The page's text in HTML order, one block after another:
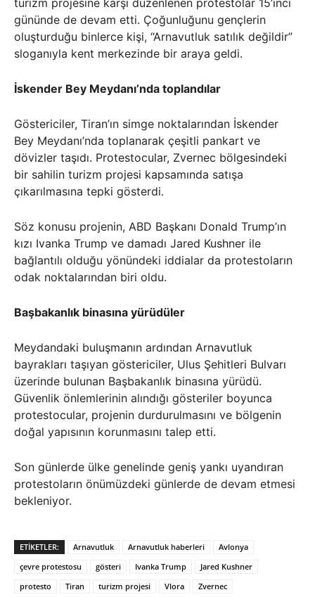
turizm projesine karşı düzenlenen protestolar 15’inci
gününde de devam etti. Çoğunluğunu gençlerin
oluşturduğu binlerce kişi, “Arnavutluk satılık değildir”
sloganıyla kent merkezinde bir araya geldi.
İskender Bey Meydanı’nda toplandılar
Göstericiler, Tiran’ın simge noktalarından İskender
Bey Meydanı’nda toplanarak çeşitli pankart ve
dövizler taşıdı. Protestocular, Zvernec bölgesindeki
bir sahilin turizm projesi kapsamında satışa
çıkarılmasına tepki gösterdi.
Söz konusu projenin, ABD Başkanı Donald Trump’ın
kızı Ivanka Trump ve damadı Jared Kushner ile
bağlantılı olduğu yönündeki iddialar da protestoların
odak noktalarından biri oldu.
Başbakanlık binasına yürüdüler
Meydandaki buluşmanın ardından Arnavutluk
bayrakları taşıyan göstericiler, Ulus Şehitleri Bulvarı
üzerinde bulunan Başbakanlık binasına yürüdü.
Güvenlik önlemlerinin alındığı gösteriler boyunca
protestocular, projenin durdurulmasını ve bölgenin
doğal yapısının korunmasını talep etti.
Son günlerde ülke genelinde geniş yankı uyandıran
protestoların önümüzdeki günlerde de devam etmesi
bekleniyor.
ETIKETLER: Arnavutluk Arnavutluk haberleri
Avlonya
çevre protestosu
gösteri Ivanka Trump
Jared Kushner
protesto
Tiran turizm projesi Vlora Zvernec